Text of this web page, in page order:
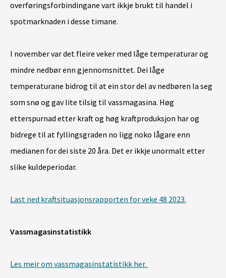
overføringsforbindingane vart ikkje brukt til handel i
spotmarknaden i desse timane.
I november var det fleire veker med låge temperaturar og
mindre nedbør enn gjennomsnittet. Dei låge
temperaturane bidrog til at ein stor del av nedbøren la seg
som snø og gav lite tilsig til vassmagasina. Høg
etterspurnad etter kraft og høg kraftproduksjon har og
bidrege til at fyllingsgraden no ligg noko lågare enn
medianen for dei siste 20 åra. Det er ikkje unormalt etter
slike kuldeperiodar.
Last ned kraftsituasjonsrapporten for veke 48 2023.
Vassmagasinstatistikk
Les meir om vassmagasinstatistikk her.